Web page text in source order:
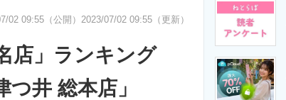
経営リーダーのコミュニティ
IT製品の技術・比較・事例 製造業のIT導入・活用を支援
02 09:55（公開） 2023/07/02 09:55（更新）
店」ランキング
井 総本店」